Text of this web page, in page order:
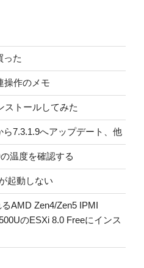
った
操作のメモ
ストールしてみた
7.3.1.9へアップデート、他
温度を確認する
起動しない
AMD Zen4/Zen5 IPMI
のESXi 8.0 Freeにインス